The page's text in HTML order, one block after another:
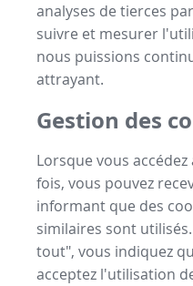
analyses de tierces
suivre et mesurer
nous puissions
attrayant.
Gestion des
Lorsque vous
fois, vous pouvez
informant que des
similaires sont
tout", vous indiquez
acceptez l'utilisation